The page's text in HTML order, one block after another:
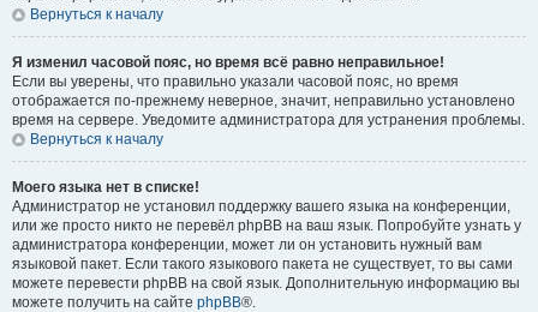
Вернуться к началу
Я изменил часовой пояс, но время всё равно неправильное!
Если вы уверены, что правильно указали часовой пояс, но время
отображается по-прежнему неверное, значит, неправильно установлено
время на сервере. Уведомите администратора для устранения проблемы.
Вернуться к началу
Моего языка нет в списке!
Администратор не установил поддержку вашего языка на конференции,
или же просто никто не перевёл phpBB на ваш язык. Попробуйте узнать у
администратора конференции, может ли он установить нужный вам
языковой пакет. Если такого языкового пакета не существует, то вы сами
можете перевести phpBB на свой язык. Дополнительную информацию вы
можете получить на сайте phpBB®.